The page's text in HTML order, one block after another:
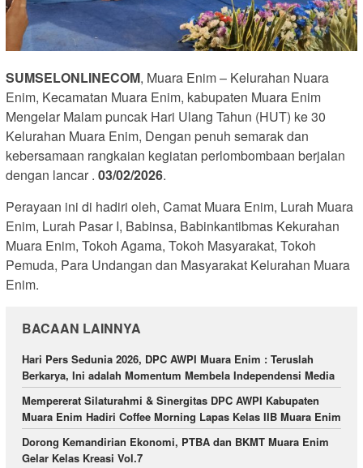
SUMSELONLINECOM, Muara Enim – Kelurahan Nuara
Enim, Kecamatan Muara Enim, kabupaten Muara Enim
Mengelar Malam puncak Hari Ulang Tahun (HUT) ke 30
Kelurahan Muara Enim, Dengan penuh semarak dan
kebersamaan rangkaian kegiatan perlombombaan berjalan
dengan lancar . 03/02/2026.
Perayaan ini di hadiri oleh, Camat Muara Enim, Lurah Muara
Enim, Lurah Pasar I, Babinsa, Babinkantibmas Kekurahan
Muara Enim, Tokoh Agama, Tokoh Masyarakat, Tokoh
Pemuda, Para Undangan dan Masyarakat Kelurahan Muara
Enim.
BACAAN LAINNYA
Hari Pers Sedunia 2026, DPC AWPI Muara Enim : Teruslah
Berkarya, Ini adalah Momentum Membela Independensi Media
Mempererat Silaturahmi & Sinergitas DPC AWPI Kabupaten
Muara Enim Hadiri Coffee Morning Lapas Kelas IIB Muara Enim
Dorong Kemandirian Ekonomi, PTBA dan BKMT Muara Enim
Gelar Kelas Kreasi Vol.7